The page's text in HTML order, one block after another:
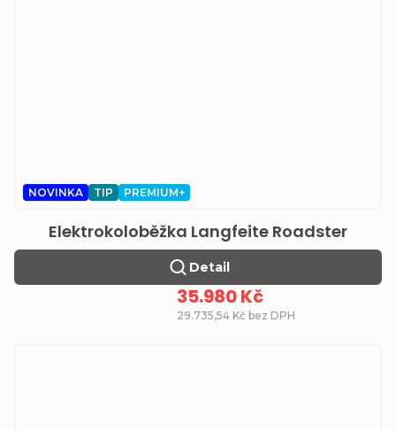
NOVINKA TIP PREMIUM+
Elektrokoloběžka Langfeite Roadster
29.735,54 Kč bez DPH
35.980 Kč
Detail